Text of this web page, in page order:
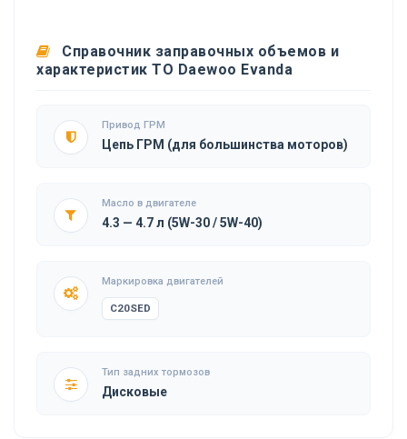
Справочник заправочных объемов и
характеристик ТО Daewoo Evanda
Привод ГРМ
Цепь ГРМ (для большинства моторов)
Масло в двигателе
4.3 — 4.7 л (5W-30 / 5W-40)
Маркировка двигателей
C20SED
Тип задних тормозов
Дисковые